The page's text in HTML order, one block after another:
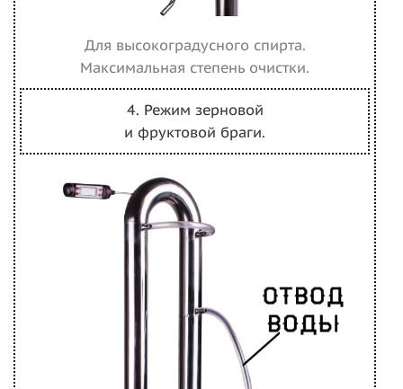
Для высокоградусного спирта.
Максимальная степень очистки.
4. Режим зерновой
и фруктовой браги.